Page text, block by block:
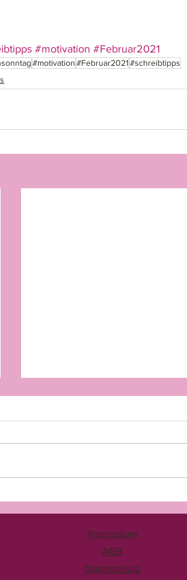
#motivation #Februar2021
#motivation#Februar2021#schreibtipps
Impressum
AGB
Datenschutz